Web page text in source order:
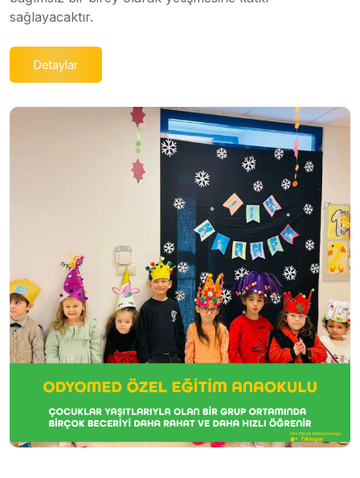
sağlayacaktır.
Detaylar